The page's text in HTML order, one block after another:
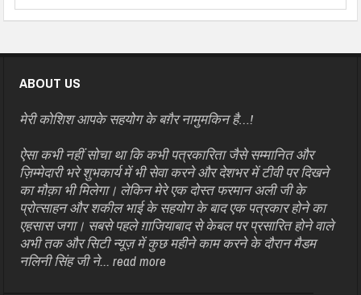
ABOUT US
मेरी कोशिश आपके सहयोग के बग़ैर नामुमकिन है…!
ऐसा कभी नहीं सोचा था कि कभी पत्रकारिता जैसे सम्मानित और
ज़िम्मेदारी भरे शुभकार्य में भी सेवा करने और देशभर में टीवी पर दिखने
का मौक़ा भी मिलेगा। लेकिन मेरे एक दोस्त फरमान अली जी के
प्रोत्साहन और शकील भाई के सहयोग के बाद एक पत्रकार होने का
एहसास जगा। सबसे पहले ग़ाजियाबाद से केबल पर प्रसारित होने वाले
अभी तक और सिटी न्यूज़ में कुछ महीने काम करने के दौरान मैडम
नलिनी सिंह जी ने...read more